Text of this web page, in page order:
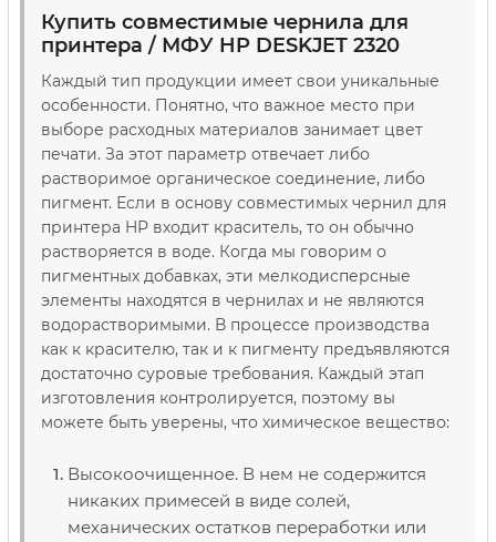
Купить совместимые чернила для
принтера / МФУ HP DESKJET 2320
Каждый тип продукции имеет свои уникальные
особенности. Понятно, что важное место при
выборе расходных материалов занимает цвет
печати. За этот параметр отвечает либо
растворимое органическое соединение, либо
пигмент. Если в основу совместимых чернил для
принтера HP входит краситель, то он обычно
растворяется в воде. Когда мы говорим о
пигментных добавках, эти мелкодисперсные
элементы находятся в чернилах и не являются
водорастворимыми. В процессе производства
как к красителю, так и к пигменту предъявляются
достаточно суровые требования. Каждый этап
изготовления контролируется, поэтому вы
можете быть уверены, что химическое вещество:
Высокоочищенное. В нем не содержится
никаких примесей в виде солей,
механических остатков переработки или